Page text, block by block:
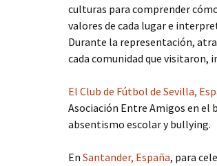
culturas para comprender
valores de cada lugar e
Durante la representación,
cada comunidad que visitaron,
El Club de Fútbol de Sevilla,
Asociación Entre Amigos en
absentismo escolar y bullying.
EnSantander, España, para